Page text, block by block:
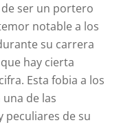
de ser un portero
notable a los
su carrera
hay cierta
Esta fobia a los
de las
peculiares de su